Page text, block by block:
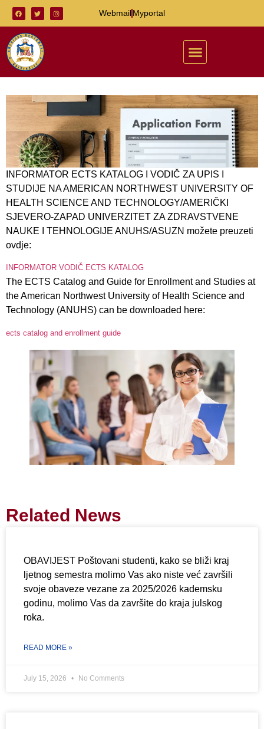
WebmailMyportal
INFORMATOR ECTS KATALOG I VODIČ ZA UPIS I
STUDIJE NA AMERICAN NORTHWEST UNIVERSITY OF
HEALTH SCIENCE AND TECHNOLOGY/AMERIČKI
SJEVERO-ZAPAD UNIVERZITET ZA ZDRAVSTVENE
NAUKE I TEHNOLOGIJE ANUHS/ASUZN možete preuzeti
ovdje:
INFORMATOR VODIČ ECTS KATALOG
The ECTS Catalog and Guide for Enrollment and Studies at
the American Northwest University of Health Science and
Technology (ANUHS) can be downloaded here:
ects catalog and enrollment guide
Related News
OBAVIJEST Poštovani studenti, kako se bliži kraj
ljetnog semestra molimo Vas ako niste već završili
svoje obaveze vezane za 2025/2026 kademsku
godinu, molimo Vas da završite do kraja julskog
roka.
READ MORE »
July 15, 2026 No Comments